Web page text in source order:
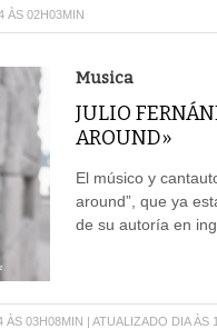
ÀS 02H03MIN
Musica
JULIO
AROUND»
El músico y
around”, que ya
de su autoría en
03H08MIN | ATUALIZADO DIA ÀS